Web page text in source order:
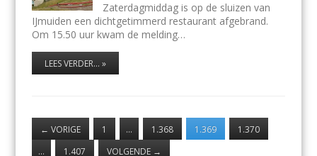
Zaterdagmiddag is op de sluizen van
IJmuiden een dichtgetimmerd restaurant afgebrand.
Om 15.50 uur kwam de melding…
LEES VERDER... »
← VORIGE 1 … 1.368 1.369
1.370
…
1.407 VOLGENDE →